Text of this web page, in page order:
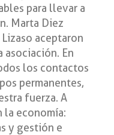
para llevar a
Marta Diez
aceptaron
En
los contactos
permanentes,
fuerza. A
economía:
y gestión e